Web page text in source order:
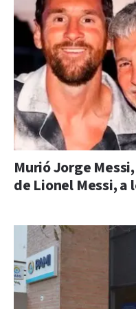
Murió Jorge
de Lionel Messi, a